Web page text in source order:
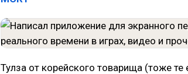
Тулза от корейского товарища (тоже те